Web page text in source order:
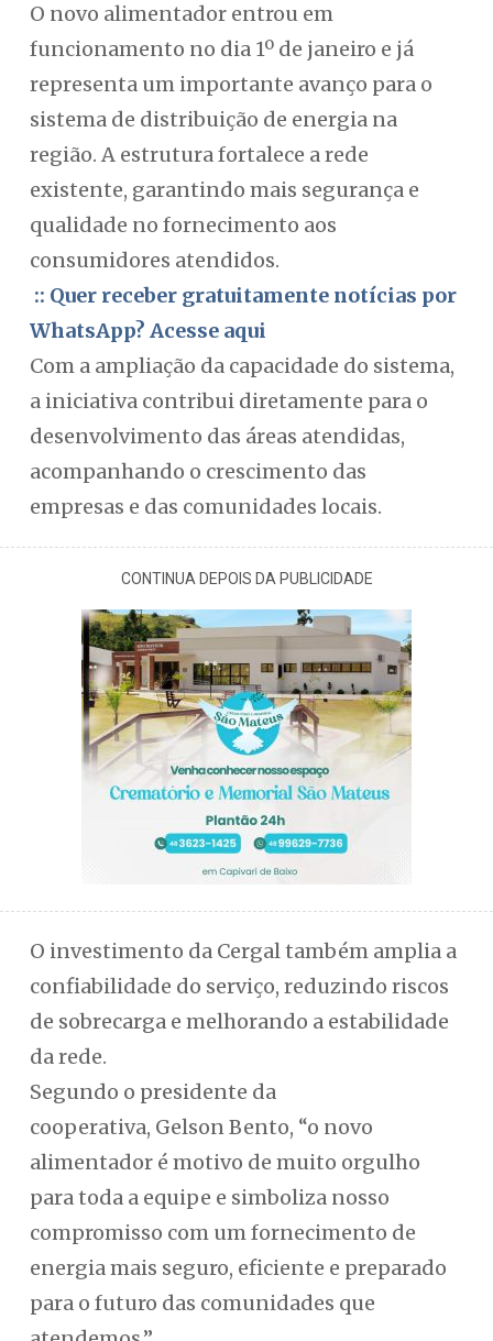
O novo alimentador entrou em
funcionamento no dia 1º de janeiro e já
representa um importante avanço para o
sistema de distribuição de energia na
região. A estrutura fortalece a rede
existente, garantindo mais segurança e
qualidade no fornecimento aos
consumidores atendidos.
:: Quer receber gratuitamente notícias por
WhatsApp? Acesse aqui
Com a ampliação da capacidade do sistema,
a iniciativa contribui diretamente para o
desenvolvimento das áreas atendidas,
acompanhando o crescimento das
empresas e das comunidades locais.
CONTINUA DEPOIS DA PUBLICIDADE
O investimento da Cergal também amplia a
confiabilidade do serviço, reduzindo riscos
de sobrecarga e melhorando a estabilidade
da rede.
Segundo o presidente da
cooperativa, Gelson Bento, “o novo
alimentador é motivo de muito orgulho
para toda a equipe e simboliza nosso
compromisso com um fornecimento de
energia mais seguro, eficiente e preparado
para o futuro das comunidades que